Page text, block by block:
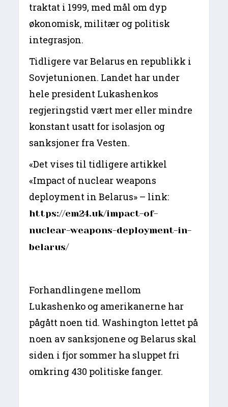
traktat i 1999, med mål om dyp
økonomisk, militær og politisk
integrasjon.
Tidligere var Belarus en republikk i
Sovjetunionen. Landet har under
hele president Lukashenkos
regjeringstid vært mer eller mindre
konstant usatt for isolasjon og
sanksjoner fra Vesten.
«Det vises til tidligere artikkel
«Impact of nuclear weapons
deployment in Belarus» – link:
https://em24.uk/impact-of-
nuclear-weapons-deployment-in-
belarus/
Forhandlingene mellom
Lukashenko og amerikanerne har
pågått noen tid. Washington lettet på
noen av sanksjonene og Belarus skal
siden i fjor sommer ha sluppet fri
omkring 430 politiske fanger.